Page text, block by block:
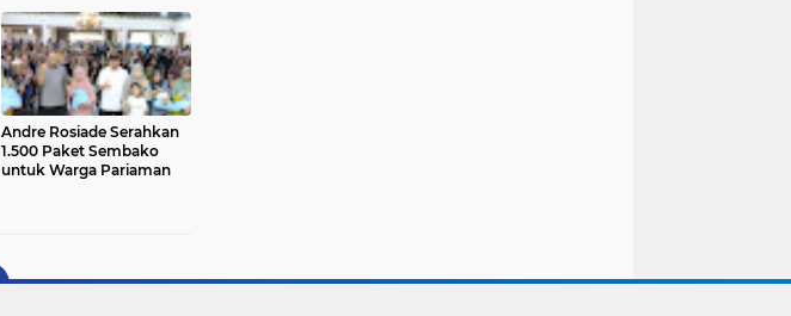
Andre Rosiade Serahkan
1.500 Paket Sembako
untuk Warga Pariaman